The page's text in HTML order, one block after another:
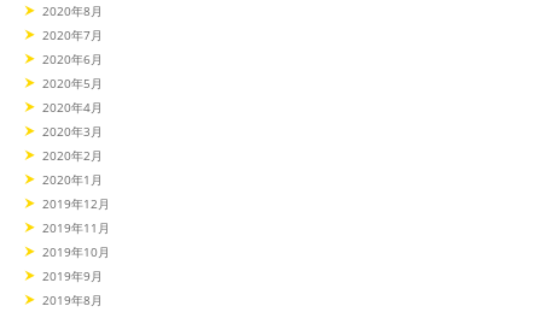
2020年8月
2020年7月
2020年6月
2020年5月
2020年4月
2020年3月
2020年2月
2020年1月
2019年12月
2019年11月
2019年10月
2019年9月
2019年8月